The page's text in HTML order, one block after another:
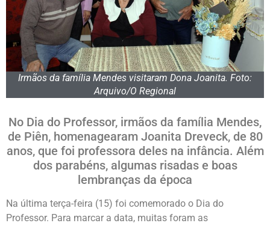
Irmãos da família Mendes visitaram Dona Joanita. Foto:
Arquivo/O Regional
No Dia do Professor, irmãos da família Mendes,
de Piên, homenagearam Joanita Dreveck, de 80
anos, que foi professora deles na infância. Além
dos parabéns, algumas risadas e boas
lembranças da época
Na última terça-feira (15) foi comemorado o Dia do
Professor. Para marcar a data, muitas foram as